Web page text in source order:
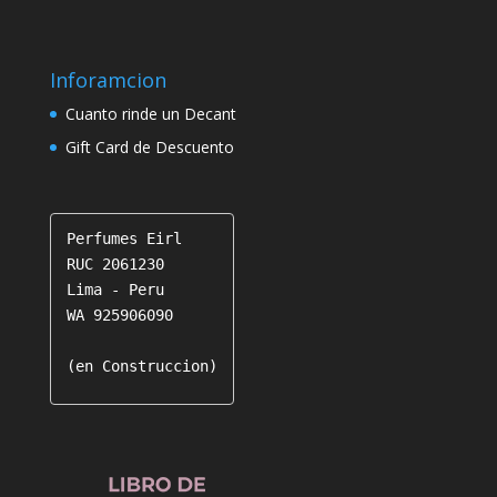
Inforamcion
Cuanto rinde un Decant
Gift Card de Descuento
Perfumes Eirl
RUC 2061230
Lima - Peru
WA 925906090
(en Construccion)